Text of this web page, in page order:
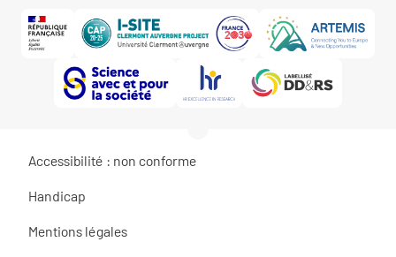
Accessibilité : non conforme
Handicap
Mentions légales